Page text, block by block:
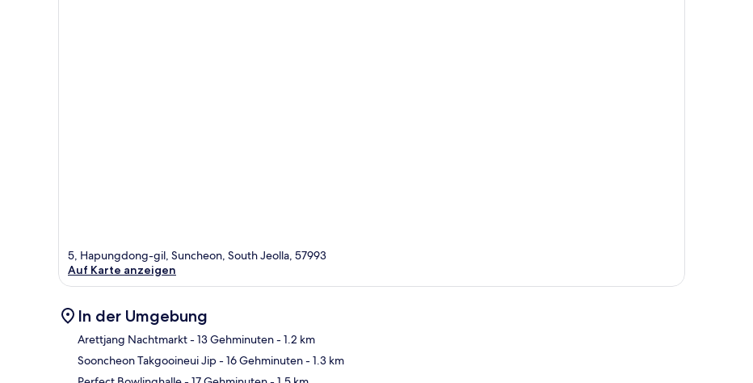
5, Hapungdong-gil, Suncheon, South Jeolla, 57993
Auf Karte anzeigen
In der Umgebung
Arettjang Nachtmarkt- 13 Gehminuten- 1.2 km
Sooncheon Takgooineui Jip- 16 Gehminuten- 1.3 km